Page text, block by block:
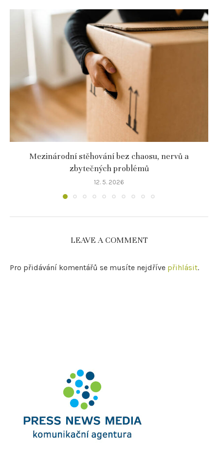
Mezinárodní stěhování bez chaosu, nervů a
zbytečných problémů
12. 5. 2026
LEAVE A COMMENT
Pro přidávání komentářů se musíte nejdříve přihlásit.